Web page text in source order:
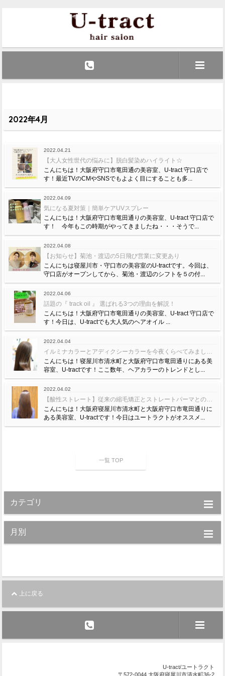
2022年4月
2022.04.21
【大人女性世代の悩みに】脱白髪染めハイライト☆
こんにちは！大阪府守口市竜田通の美容室、U-tract 守口店で
す！最近TVのCMやSNSでもよよく目にすることも多...
2022.04.09
気になる夏対策｜簡単ケアUVスプレー
こんにちは！大阪府守口市竜田通りの美容室、U-tract 守口店で
す！ 今年もこの時期がやってきましたね・・・そうで...
2022.04.08
【お知らせ】菊池・渡辺の5日飛び営業に変更あり
こんにちは寝屋川市・守口市の美容室のU-tractです。今回は、
守口店がオープンしてから、菊池・渡辺のシフトを５の付...
2022.04.06
話題の『 track oil 』 選ばれる3つの理由を解説！
こんにちは！大阪府守口市竜田通りの美容室、U-tract 守口店で
す！今日は、U-tractでも大人気のヘアオイル ...
2022.04.04
イルミナカラーとアディクシーカラーを今夜くらべてみました！
こんにちは！寝屋川市清水町と大阪府守口市竜田通りにある美
容室、U-tractです！ここ数年、ヘアカラーのトレンドとし...
2022.04.02
【酸性ストレート】従来の縮毛矯正とストレートパーマとの違いをくらべてみました☆
こんにちは！大阪府寝屋川市清水町と大阪府守口市竜田通りに
ある美容室、U-tractです！今日はユートラクトがオススメ...
一覧 TOP
カテゴリ
月別
上に戻る
U-tract/ユートラクト
〒572-0044 大阪府寝屋川市清水町36-2